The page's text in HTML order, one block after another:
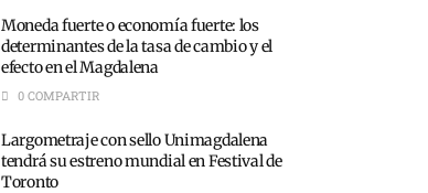
Moneda fuerte o economía fuerte: los
determinantes de la tasa de cambio y el
efecto en el Magdalena
0 COMPARTIR
Largometraje con sello Unimagdalena
tendrá su estreno mundial en Festival de
Toronto